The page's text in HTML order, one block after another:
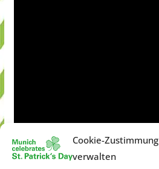
Cookie-Zustimmung
verwalten